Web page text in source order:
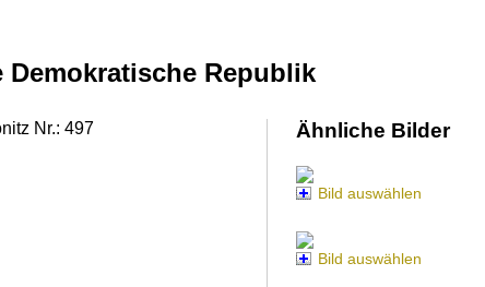
Republik
Nr.: 497
Ähnliche Bilder
Bild auswählen
Bild auswählen